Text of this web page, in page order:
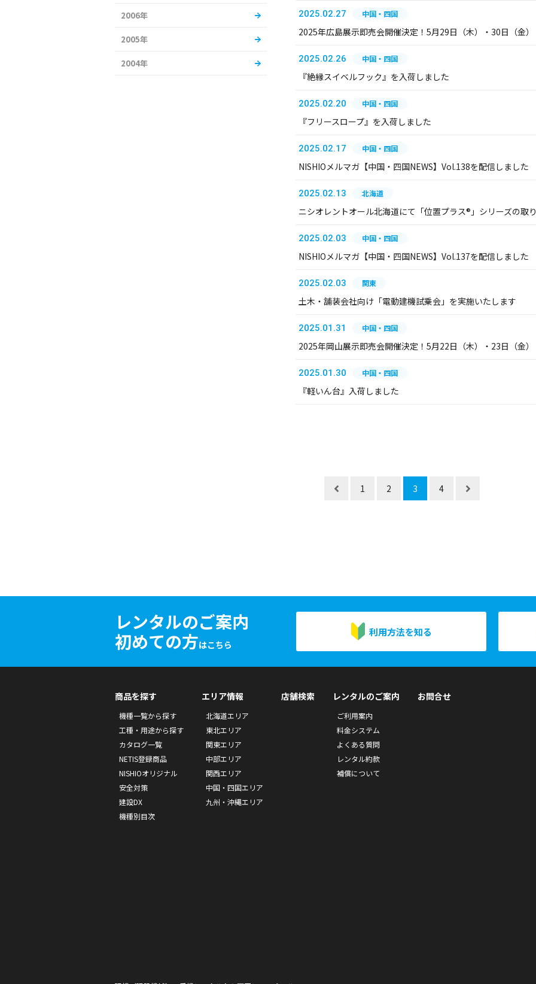
2025.02.27 中国・四国
2025年広島展示即売会開催決定！5月29日（木）・30日（金）
2025.02.26 中国・四国
『絶縁スイベルフック』を入荷しました
2025.02.20 中国・四国
『フリースロープ』を入荷しました
2025.02.17 中国・四国
NISHIOメルマガ【中国・四国NEWS】Vol.138を配信しました
2025.02.13 北海道
ニシオレントオール北海道にて「位置プラス®」シリーズの取
2025.02.03 中国・四国
NISHIOメルマガ【中国・四国NEWS】Vol.137を配信しました
2025.02.03 関東
土木・舗装会社向け「電動建機試乗会」を実施いたします
2025.01.31 中国・四国
2025年岡山展示即売会開催決定！5月22日（木）・23日（金）
2025.01.30 中国・四国
『軽いん台』入荷しました
1 2 3 4
2006年
2005年
2004年
レンタルのご案内
初めての方はこちら
利用方法を知る
商品を探す
機種一覧から探す
工種・用途から探す
カタログ一覧
NETIS登録商品
NISHIOオリジナル
安全対策
建設DX
機種別目次
エリア情報
北海道エリア
東北エリア
関東エリア
中部エリア
関西エリア
中国・四国エリア
九州・沖縄エリア
店舗検索 レンタルのご案内
ご利用案内
料金システム
よくある質問
レンタル約款
補償について
お問合せ